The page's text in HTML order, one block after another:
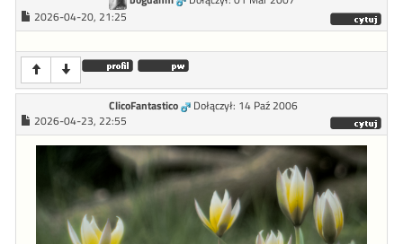
2026-04-20, 21:25
ClicoFantastico
Dołączył: 14 Paź 2006
2026-04-23, 22:55